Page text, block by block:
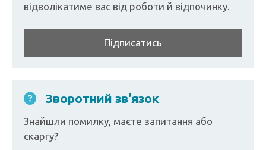
відволікатиме вас від роботи й відпочинку.
Підписатись
Зворотний зв'язок
Знайшли помилку, маєте запитання або
скаргу?